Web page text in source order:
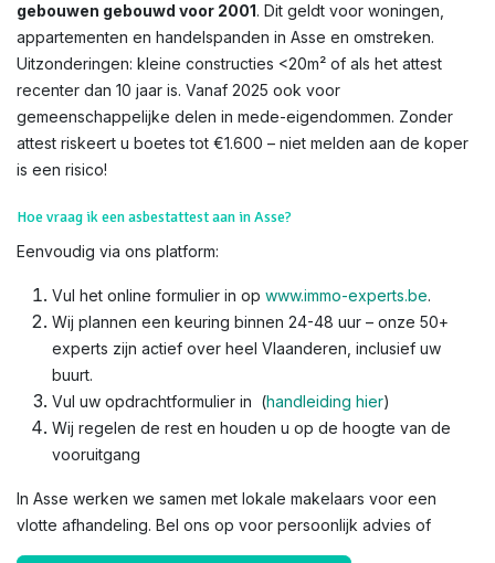
gebouwen gebouwd voor 2001. Dit geldt voor woningen,
appartementen en handelspanden in Asse en omstreken.
Uitzonderingen: kleine constructies <20m² of als het attest
recenter dan 10 jaar is. Vanaf 2025 ook voor
gemeenschappelijke delen in mede-eigendommen. Zonder
attest riskeert u boetes tot €1.600 – niet melden aan de koper
is een risico!​
Hoe vraag ik een asbestattest aan in Asse?
Eenvoudig via ons platform:
Vul het online formulier in op www.immo-experts.be.
Wij plannen een keuring binnen 24-48 uur – onze 50+
experts zijn actief over heel Vlaanderen, inclusief uw
buurt.
Vul uw opdrachtformulier in (handleiding hier)
Wij regelen de rest en houden u op de hoogte van de
vooruitgang
In Asse werken we samen met lokale makelaars voor een
vlotte afhandeling. Bel ons op voor persoonlijk advies of